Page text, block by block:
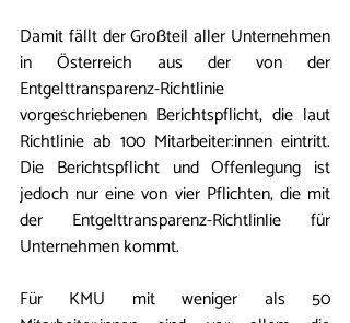
Damit fällt der Großteil aller Unternehmen
in Österreich aus der von der
Entgelttransparenz-Richtlinie
vorgeschriebenen Berichtspflicht, die laut
Richtlinie ab 100 Mitarbeiter:innen eintritt.
Die Berichtspflicht und Offenlegung ist
jedoch nur eine von vier Pflichten, die mit
der Entgelttransparenz-Richtlinlie für
Unternehmen kommt.
Für KMU mit weniger als 50